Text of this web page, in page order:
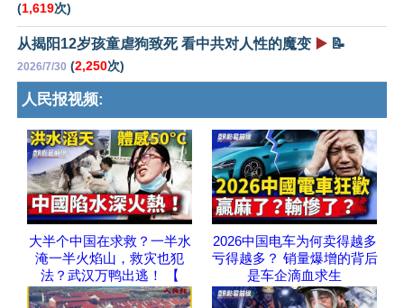
(1,619次)
从揭阳12岁孩童虐狗致死 看中共对人性的魔变 ▶️ 📝
2026/7/30 (2,250次)
人民报视频:
大半个中国在求救？一半水
淹一半火焰山，救灾也犯
法？武汉万鸭出逃！ 【
2026中国电车为何卖得越多
亏得越多？ 销量爆增的背后
是车企滴血求生